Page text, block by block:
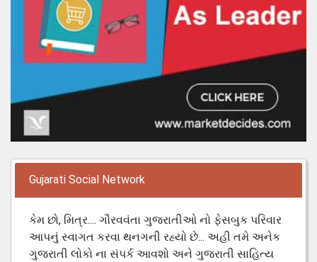
Gujarati Social Network
કેમ છો, મિત્ર.... ગૌરવવંતા ગુજરાતીઓ નો ફેસબુક પરિવાર
આપનું સ્વાગત કરવા થનગની રહ્યો છે... અહી તમે અનેક
ગુજરાતી લોકો ના સંપર્ક આવશો અને ગુજરાતી સાહિત્ય